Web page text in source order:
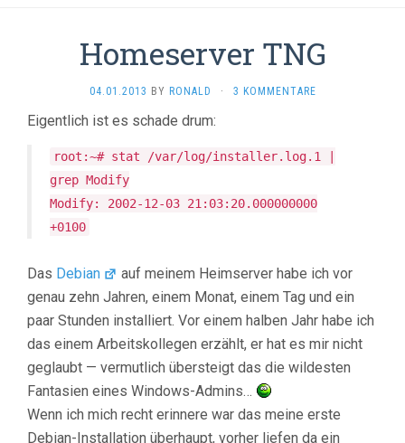
Homeserver TNG
04.01.2013 BY RONALD · 3 KOMMENTARE
Eigentlich ist es schade drum:
root:~# stat /var/log/installer.log.1 |
grep Modify
Modify: 2002-12-03 21:03:20.000000000
+0100
Das Debian
auf meinem Heimserver habe ich vor
genau zehn Jahren, einem Monat, einem Tag und ein
paar Stunden installiert. Vor einem halben Jahr habe ich
das einem Arbeitskollegen erzählt, er hat es mir nicht
geglaubt — vermutlich übersteigt das die wildesten
Fantasien eines Windows-Admins…
Wenn ich mich recht erinnere war das meine erste
Debian-Installation überhaupt, vorher liefen da ein